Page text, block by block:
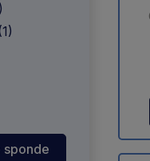
sponde